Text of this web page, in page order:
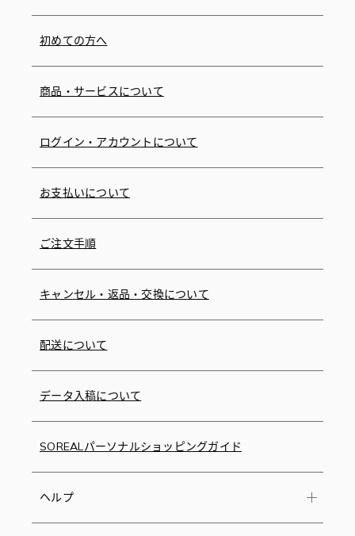
初めての方へ
商品・サービスについて
ログイン・アカウントについて
お支払いについて
ご注文手順
キャンセル・返品・交換について
配送について
データ入稿について
SOREALパーソナルショッピングガイド
ヘルプ